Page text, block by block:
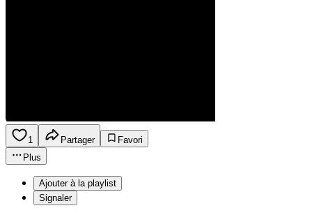
1 Partager
Favori
Plus
Ajouter à la playlist
Signaler